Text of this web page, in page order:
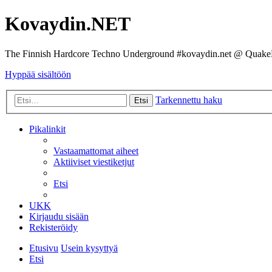
Kovaydin.NET
The Finnish Hardcore Techno Underground #kovaydin.net @
Hyppää sisältöön
Etsi Tarkennettu haku
Pikalinkit
Vastaamattomat aiheet
Aktiiviset viestiketjut
Etsi
UKK
Kirjaudu sisään
Rekisteröidy
Etusivu Usein kysyttyä
Etsi